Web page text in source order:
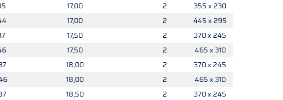
17,00 2
355 x 230
17,00 2
445 x 295
17,50 2
370 x 245
17,50 2
465 x 310
18,00 2
370 x 245
18,00 2
465 x 310
18,50 2
370 x 245